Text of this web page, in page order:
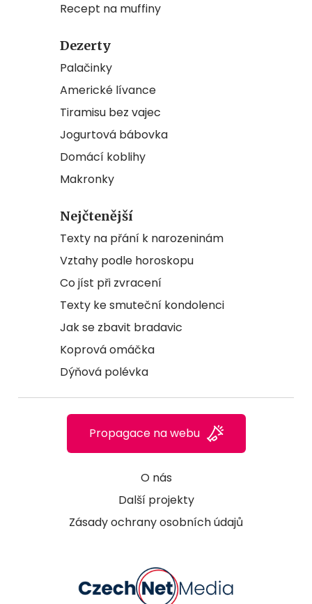
Recept na muffiny
Dezerty
Palačinky
Americké lívance
Tiramisu bez vajec
Jogurtová bábovka
Domácí koblihy
Makronky
Nejčtenější
Texty na přání k narozeninám
Vztahy podle horoskopu
Co jíst při zvracení
Texty ke smuteční kondolenci
Jak se zbavit bradavic
Koprová omáčka
Dýňová polévka
O nás
Další projekty
Zásady ochrany osobních údajů
Propagace na webu